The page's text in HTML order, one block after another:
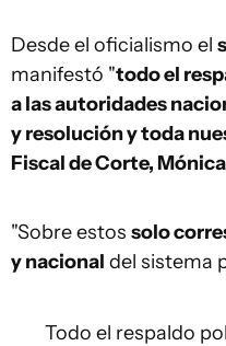
Desde el oficialismo el
manifestó "todo el
a las autoridades
y resolución y toda
Fiscal de Corte,
"Sobre estos solo
y nacional del sistema
Todo el respaldo